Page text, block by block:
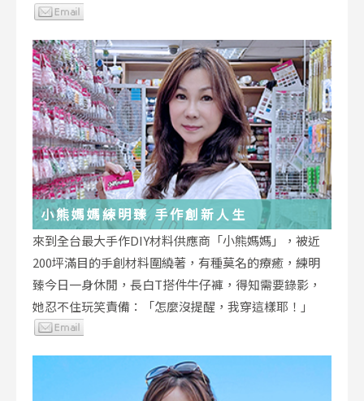
小熊媽媽練明臻 手作創新人生
來到全台最大手作DIY材料供應商「小熊媽媽」，被近
200坪滿目的手創材料圍繞著，有種莫名的療癒，練明
臻今日一身休閒，長白T搭件牛仔褲，得知需要錄影，
她忍不住玩笑責備：「怎麼沒提醒，我穿這樣耶！」